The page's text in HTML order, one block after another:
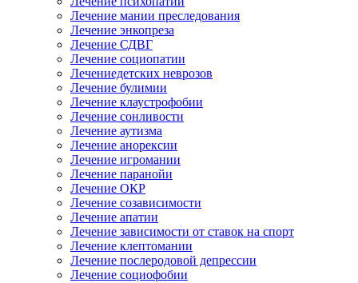
Лечение мании преследования
Лечение энкопреза
Лечение СДВГ
Лечение социопатии
Лечениедетских неврозов
Лечение булимии
Лечение клаустрофобии
Лечение сонливости
Лечение аутизма
Лечение анорексии
Лечение игромании
Лечение паранойи
Лечение ОКР
Лечение созависимости
Лечение апатии
Лечение зависимости от ставок на спорт
Лечение клептомании
Лечение послеродовой депрессии
Лечение социофобии